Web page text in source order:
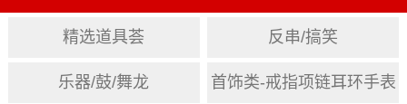
精选道具荟 反串/搞笑
乐器/鼓/舞龙 首饰类-戒指项链耳环手表